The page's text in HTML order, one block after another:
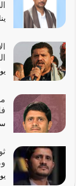
يوليو 23, 2026
بحبل الله
يوليو 22, 2026
يشاء ويذل من
يوليو 21, 2026
كل زمان…
يوليو 19, 2026